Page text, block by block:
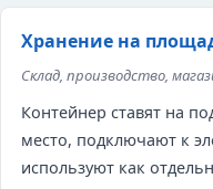
Хранение на
Склад, производство,
Контейнер ставят на
место, подключают к
используют как